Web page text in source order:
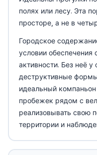
полях или лесу. Эта
просторе, а не в
Городское
условии обеспечения
активности. Без неё у
деструктивные
идеальный
пробежек рядом с
реализовывать свою
территории и